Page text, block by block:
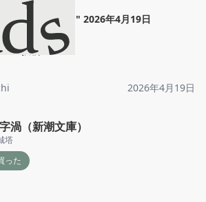
渦（新潮文庫） " 2026年4月19日
投稿
2026年4月19日
渦（新潮文庫）
塔
った